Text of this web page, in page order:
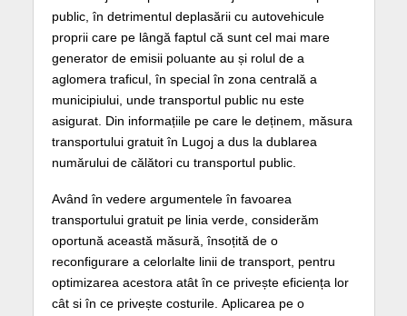
public, în detrimentul deplasării cu autovehicule
proprii care pe lângă faptul că sunt cel mai mare
generator de emisii poluante au și rolul de a
aglomera traficul, în special în zona centrală a
municipiului, unde transportul public nu este
asigurat. Din informațiile pe care le deținem, măsura
transportului gratuit în Lugoj a dus la dublarea
numărului de călători cu transportul public.
Având în vedere argumentele în favoarea
transportului gratuit pe linia verde, considerăm
oportună această măsură, însoțită de o
reconfigurare a celorlalte linii de transport, pentru
optimizarea acestora atât în ce privește eficiența lor
cât si în ce privește costurile. Aplicarea pe o